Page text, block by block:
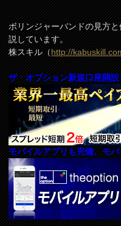
ボリンジャーバンドの見方
説しています。
株スキル（http://
ザ・オプション新規口座開
モバイルアプリも完備、モ